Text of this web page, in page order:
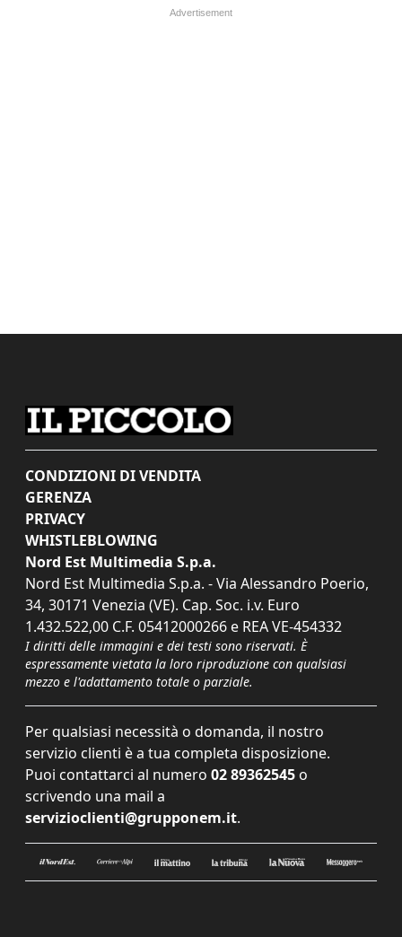
CONDIZIONI DI VENDITA
GERENZA
PRIVACY
WHISTLEBLOWING
Nord Est Multimedia S.p.a.
Nord Est Multimedia S.p.a. - Via Alessandro Poerio,
34, 30171 Venezia (VE). Cap. Soc. i.v. Euro
1.432.522,00 C.F. 05412000266 e REA VE-454332
I diritti delle immagini e dei testi sono riservati. È
espressamente vietata la loro riproduzione con qualsiasi
mezzo e l'adattamento totale o parziale.
Per qualsiasi necessità o domanda, il nostro
servizio clienti è a tua completa disposizione.
Puoi contattarci al numero 02 89362545 o
scrivendo una mail a
servizioclienti@grupponem.it.